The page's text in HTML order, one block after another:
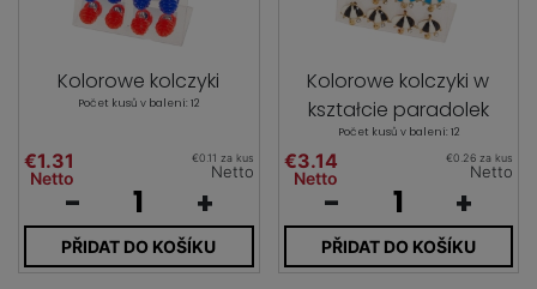
Kolorowe kolczyki
Počet kusů v balení: 12
€1.31
Netto
€0.11 za kus
Netto
- +
PŘIDAT DO KOŠÍKU
Kolorowe kolczyki w
kształcie paradolek
Počet kusů v balení: 12
€3.14
Netto
€0.26 za kus
Netto
- +
PŘIDAT DO KOŠÍKU